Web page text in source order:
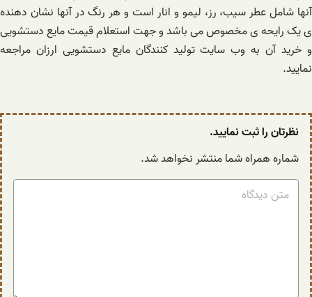
آنها شامل عطر سیب، رز، لیمو و انار است و هر رنگ در آنها نشان دهنده
ی یک رایحه ی مخصوص می باشد و جهت استعلام قیمت مایع دستشویی
و خرید آن به وب سایت تولید کنندگان مایع دستشویی ارزان مراجعه
نمایید.
نظرتان را ثبت نمایید.
شماره همراه شما منتشر نخواهد شد.